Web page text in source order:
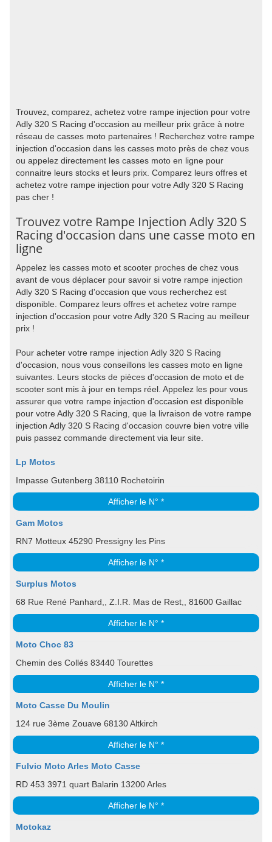
Trouvez, comparez, achetez votre rampe injection pour votre
Adly 320 S Racing d'occasion au meilleur prix grâce à notre
réseau de casses moto partenaires ! Recherchez votre rampe
injection d'occasion dans les casses moto près de chez vous
ou appelez directement les casses moto en ligne pour
connaitre leurs stocks et leurs prix. Comparez leurs offres et
achetez votre rampe injection pour votre Adly 320 S Racing
pas cher !
Trouvez votre Rampe Injection Adly 320 S
Racing d'occasion dans une casse moto en
ligne
Appelez les casses moto et scooter proches de chez vous
avant de vous déplacer pour savoir si votre rampe injection
Adly 320 S Racing d'occasion que vous recherchez est
disponible. Comparez leurs offres et achetez votre rampe
injection d'occasion pour votre Adly 320 S Racing au meilleur
prix !
Pour acheter votre rampe injection Adly 320 S Racing
d'occasion, nous vous conseillons les casses moto en ligne
suivantes. Leurs stocks de pièces d'occasion de moto et de
scooter sont mis à jour en temps réel. Appelez les pour vous
assurer que votre rampe injection d'occasion est disponible
pour votre Adly 320 S Racing, que la livraison de votre rampe
injection Adly 320 S Racing d'occasion couvre bien votre ville
puis passez commande directement via leur site.
Lp Motos
Impasse Gutenberg 38110 Rochetoirin
Afficher le N° *
Gam Motos
RN7 Motteux 45290 Pressigny les Pins
Afficher le N° *
Surplus Motos
68 Rue René Panhard,, Z.I.R. Mas de Rest,, 81600 Gaillac
Afficher le N° *
Moto Choc 83
Chemin des Collés 83440 Tourettes
Afficher le N° *
Moto Casse Du Moulin
124 rue 3ème Zouave 68130 Altkirch
Afficher le N° *
Fulvio Moto Arles Moto Casse
RD 453 3971 quart Balarin 13200 Arles
Afficher le N° *
Motokaz